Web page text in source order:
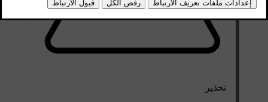
تحذير